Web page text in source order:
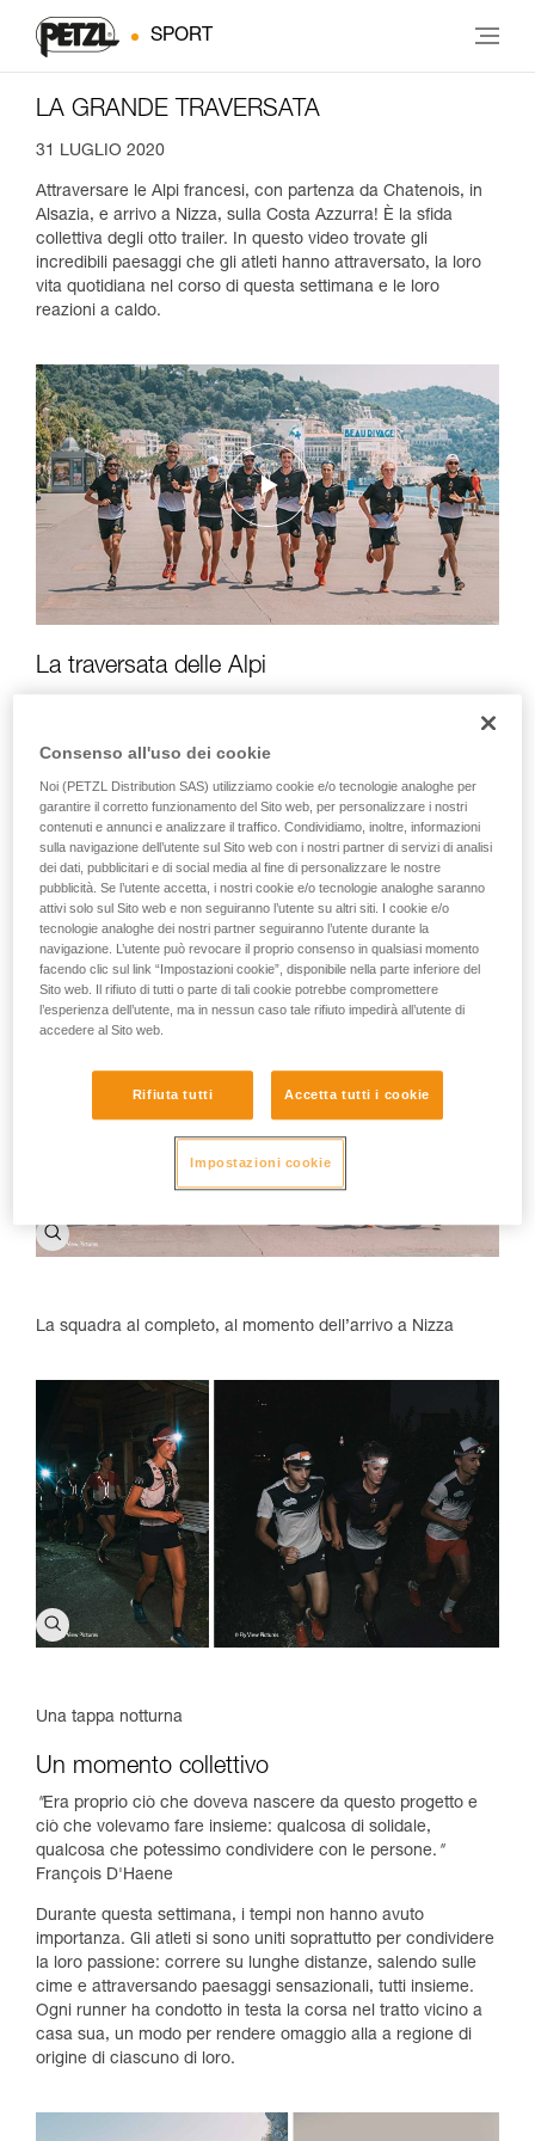
SPORT
LA GRANDE TRAVERSATA
31 LUGLIO 2020
Attraversare le Alpi francesi, con partenza da Chatenois, in
Alsazia, e arrivo a Nizza, sulla Costa Azzurra! È la sfida
collettiva degli otto trailer. In questo video trovate gli
incredibili paesaggi che gli atleti hanno attraversato, la loro
vita quotidiana nel corso di questa settimana e le loro
reazioni a caldo.
La traversata delle Alpi
Sébastien Spehler, Thibaut Baronian, Michel Lanne e Théo
Alsazia, dove iniziano le Alpi francesi, per attraversare la
catena da nord a sud e rinfrescarsi, alla fine della corsa, nel
Mediterraneo!
"Abbiamo avuto delle buone sessioni di sport e di
condivisione, con momenti indimenticabili per tutti." Thibaut
Baronian
La squadra al completo, al momento dell’arrivo a Nizza
Una tappa notturna
Un momento collettivo
"Era proprio ciò che doveva nascere da questo progetto e
ciò che volevamo fare insieme: qualcosa di solidale,
qualcosa che potessimo condividere con le persone. "
François D'Haene
Durante questa settimana, i tempi non hanno avuto
importanza. Gli atleti si sono uniti soprattutto per condividere
la loro passione: correre su lunghe distanze, salendo sulle
cime e attraversando paesaggi sensazionali, tutti insieme.
Ogni runner ha condotto in testa la corsa nel tratto vicino a
casa sua, un modo per rendere omaggio alla a regione di
origine di ciascuno di loro.
Consenso all'uso dei cookie
Noi (PETZL Distribution SAS) utilizziamo cookie e/o tecnologie analoghe per
garantire il corretto funzionamento del Sito web, per personalizzare i nostri
contenuti e annunci e analizzare il traffico. Condividiamo, inoltre, informazioni
sulla navigazione dell’utente sul Sito web con i nostri partner di servizi di analisi
dei dati, pubblicitari e di social media al fine di personalizzare le nostre
pubblicità. Se l’utente accetta, i nostri cookie e/o tecnologie analoghe saranno
attivi solo sul Sito web e non seguiranno l’utente su altri siti. I cookie e/o
tecnologie analoghe dei nostri partner seguiranno l’utente durante la
navigazione. L’utente può revocare il proprio consenso in qualsiasi momento
facendo clic sul link “Impostazioni cookie”, disponibile nella parte inferiore del
Sito web. Il rifiuto di tutti o parte di tali cookie potrebbe compromettere
l’esperienza dell’utente, ma in nessun caso tale rifiuto impedirà all’utente di
accedere al Sito web.
Rifiuta tutti Accetta tutti i cookie
Impostazioni cookie